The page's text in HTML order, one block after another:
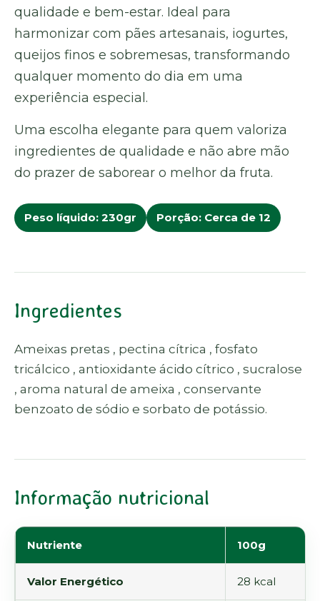
qualidade e bem-estar. Ideal para
harmonizar com pães artesanais, iogurtes,
queijos finos e sobremesas, transformando
qualquer momento do dia em uma
experiência especial.
Uma escolha elegante para quem valoriza
ingredientes de qualidade e não abre mão
do prazer de saborear o melhor da fruta.
Peso líquido: 230gr Porção: Cerca de 12
Ingredientes
Ameixas pretas , pectina cítrica , fosfato
tricálcico , antioxidante ácido cítrico , sucralose
, aroma natural de ameixa , conservante
benzoato de sódio e sorbato de potássio.
Informação nutricional
Nutriente 100g
Valor Energético 28 kcal